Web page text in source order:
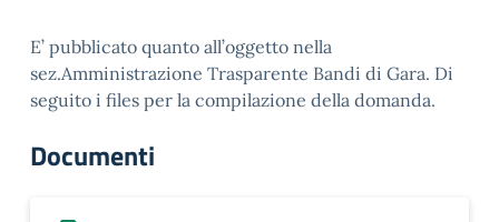
E’ pubblicato quanto all’oggetto nella
sez.Amministrazione Trasparente Bandi di Gara. Di
seguito i files per la compilazione della domanda.
Documenti